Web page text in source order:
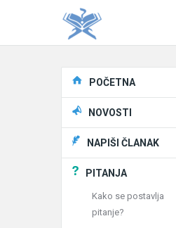
Explore
POČETNA
NOVOSTI
NAPIŠI ČLANAK
PITANJA
Kako se postavlja
pitanje?